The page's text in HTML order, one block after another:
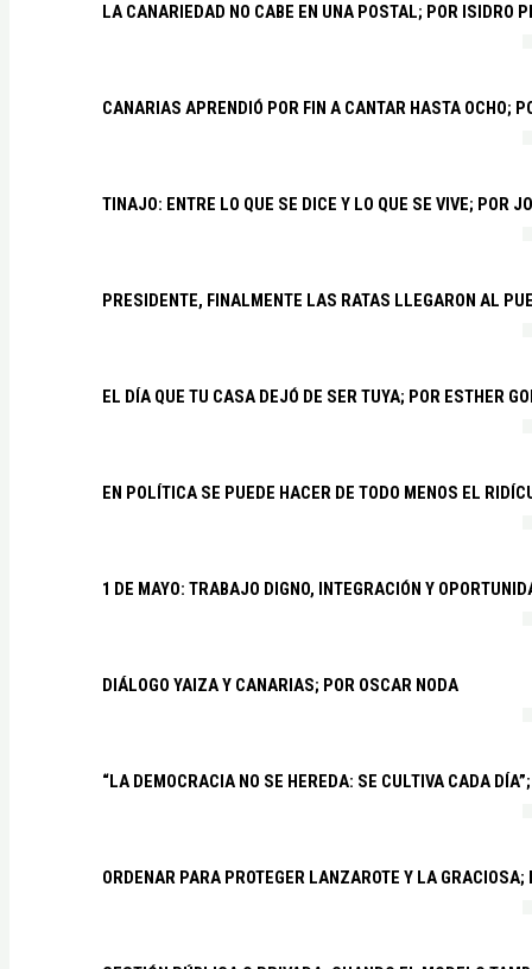
LA CANARIEDAD NO CABE EN UNA POSTAL; POR ISIDRO
CANARIAS APRENDIÓ POR FIN A CANTAR HASTA OCHO;
TINAJO: ENTRE LO QUE SE DICE Y LO QUE SE VIVE; POR
PRESIDENTE, FINALMENTE LAS RATAS LLEGARON AL
EL DÍA QUE TU CASA DEJÓ DE SER TUYA; POR ESTHER
EN POLÍTICA SE PUEDE HACER DE TODO MENOS EL
1 DE MAYO: TRABAJO DIGNO, INTEGRACIÓN Y
DIÁLOGO YAIZA Y CANARIAS; POR OSCAR NODA
“LA DEMOCRACIA NO SE HEREDA: SE CULTIVA CADA
ORDENAR PARA PROTEGER LANZAROTE Y LA